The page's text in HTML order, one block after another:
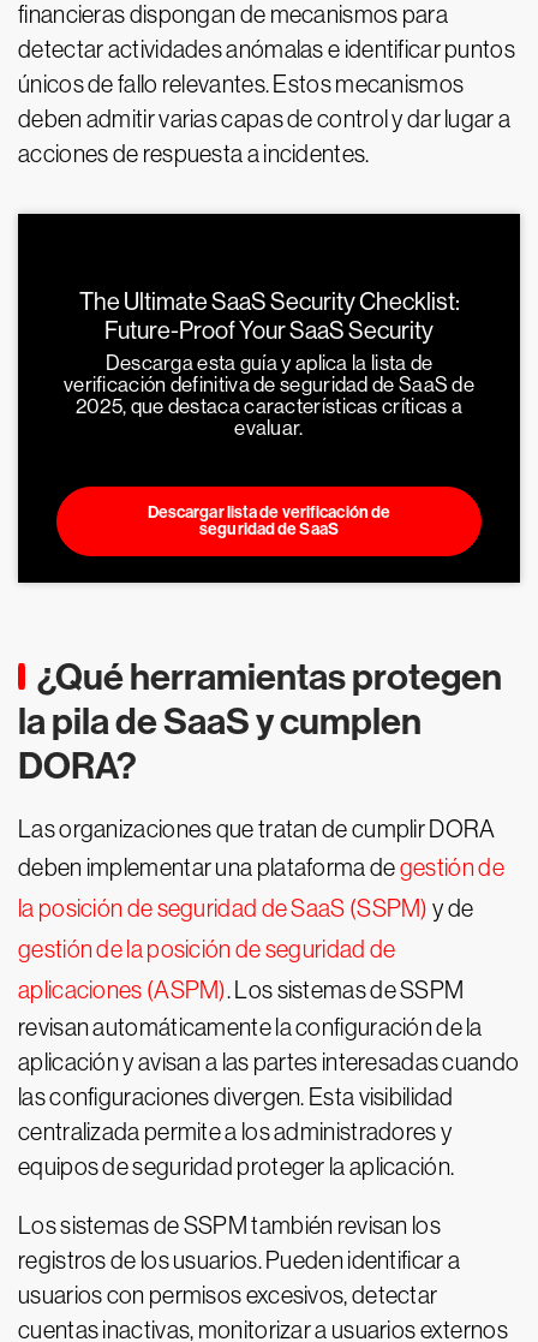
financieras dispongan de mecanismos para
detectar actividades anómalas e identificar puntos
únicos de fallo relevantes. Estos mecanismos
deben admitir varias capas de control y dar lugar a
acciones de respuesta a incidentes.
The Ultimate SaaS Security Checklist:
Future-Proof Your SaaS Security
Descarga esta guía y aplica la lista de
verificación definitiva de seguridad de SaaS de
2025, que destaca características críticas a
evaluar.
Descargar lista de verificación de
seguridad de SaaS
¿Qué herramientas protegen
la pila de SaaS y cumplen
DORA?
Las organizaciones que tratan de cumplir DORA
deben implementar una plataforma degestión de
la posición de seguridad de SaaS (SSPM) y de
gestión de la posición de seguridad de
aplicaciones (ASPM). Los sistemas de SSPM
revisan automáticamente la configuración de la
aplicación y avisan a las partes interesadas cuando
las configuraciones divergen. Esta visibilidad
centralizada permite a los administradores y
equipos de seguridad proteger la aplicación.
Los sistemas de SSPM también revisan los
registros de los usuarios. Pueden identificar a
usuarios con permisos excesivos, detectar
cuentas inactivas, monitorizar a usuarios externos